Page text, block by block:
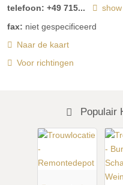
telefoon: +49 715...
show
fax: niet gespecificeerd
Naar de kaart
Voor richtingen
Populair